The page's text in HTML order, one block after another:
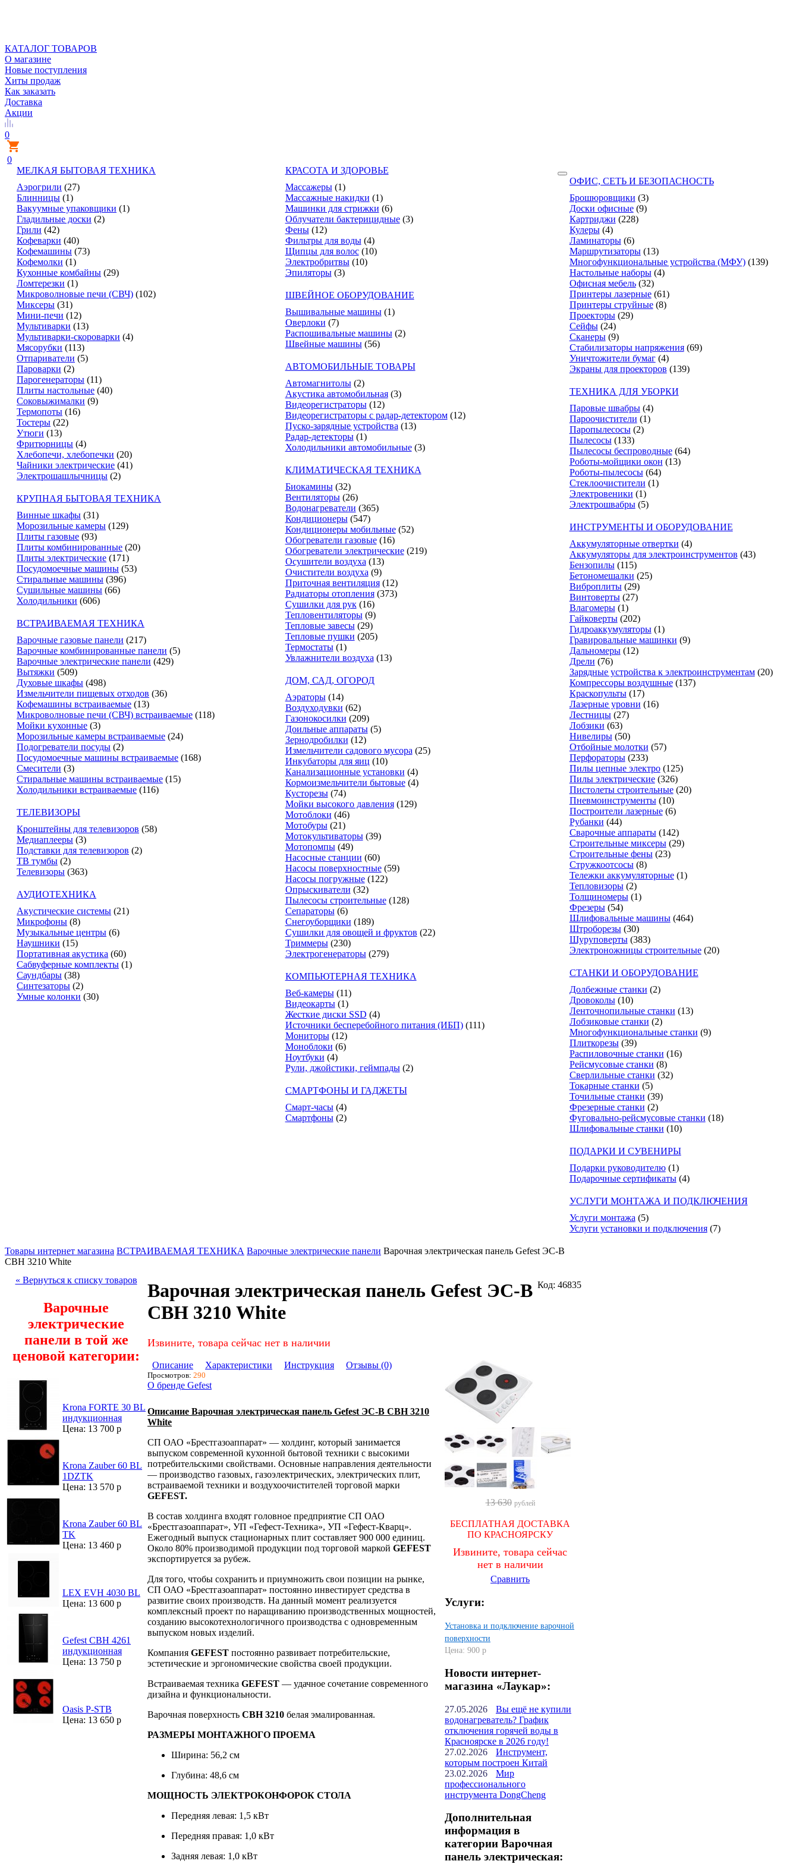
КАТАЛОГ ТОВАРОВ
О магазине
Новые поступления
Хиты продаж
Как заказать
Доставка
Акции
0
0
МЕЛКАЯ БЫТОВАЯ ТЕХНИКА
Аэрогрили (27)
Блинницы (1)
Вакуумные упаковщики (1)
Гладильные доски (2)
Грили (42)
Кофеварки (40)
Кофемашины (73)
Кофемолки (1)
Кухонные комбайны (29)
Ломтерезки (1)
Микроволновые печи (СВЧ) (102)
Миксеры (31)
Мини-печи (12)
Мультиварки (13)
Мультиварки-скороварки (4)
Мясорубки (113)
Отпариватели (5)
Пароварки (2)
Парогенераторы (11)
Плиты настольные (40)
Соковыжималки (9)
Термопоты (16)
Тостеры (22)
Утюги (13)
Фритюрницы (4)
Хлебопечи, хлебопечки (20)
Чайники электрические (41)
Электрошашлычницы (2)
КРУПНАЯ БЫТОВАЯ ТЕХНИКА
Винные шкафы (31)
Морозильные камеры (129)
Плиты газовые (93)
Плиты комбинированные (20)
Плиты электрические (171)
Посудомоечные машины (53)
Стиральные машины (396)
Сушильные машины (66)
Холодильники (606)
ВСТРАИВАЕМАЯ ТЕХНИКА
Варочные газовые панели (217)
Варочные комбинированные панели (5)
Варочные электрические панели (429)
Вытяжки (509)
Духовые шкафы (498)
Измельчители пищевых отходов (36)
Кофемашины встраиваемые (13)
Микроволновые печи (СВЧ) встраиваемые (118)
Мойки кухонные (3)
Морозильные камеры встраиваемые (24)
Подогреватели посуды (2)
Посудомоечные машины встраиваемые (168)
Смесители (3)
Стиральные машины встраиваемые (15)
Холодильники встраиваемые (116)
ТЕЛЕВИЗОРЫ
Кронштейны для телевизоров (58)
Медиаплееры (3)
Подставки для телевизоров (2)
ТВ тумбы (2)
Телевизоры (363)
АУДИОТЕХНИКА
Акустические системы (21)
Микрофоны (8)
Музыкальные центры (6)
Наушники (15)
Портативная акустика (60)
Сабвуферные комплекты (1)
Саундбары (38)
Синтезаторы (2)
Умные колонки (30)
КРАСОТА И ЗДОРОВЬЕ
Массажеры (1)
Массажные накидки (1)
Машинки для стрижки (6)
Облучатели бактерицидные (3)
Фены (12)
Фильтры для воды (4)
Щипцы для волос (10)
Электробритвы (10)
Эпиляторы (3)
ШВЕЙНОЕ ОБОРУДОВАНИЕ
Вышивальные машины (1)
Оверлоки (7)
Распошивальные машины (2)
Швейные машины (56)
АВТОМОБИЛЬНЫЕ ТОВАРЫ
Автомагнитолы (2)
Акустика автомобильная (3)
Видеорегистраторы (12)
Видеорегистраторы с радар-детектором (12)
Пуско-зарядные устройства (13)
Радар-детекторы (1)
Холодильники автомобильные (3)
КЛИМАТИЧЕСКАЯ ТЕХНИКА
Биокамины (32)
Вентиляторы (26)
Водонагреватели (365)
Кондиционеры (547)
Кондиционеры мобильные (52)
Обогреватели газовые (16)
Обогреватели электрические (219)
Осушители воздуха (13)
Очистители воздуха (9)
Приточная вентиляция (12)
Радиаторы отопления (373)
Сушилки для рук (16)
Тепловентиляторы (9)
Тепловые завесы (29)
Тепловые пушки (205)
Термостаты (1)
Увлажнители воздуха (13)
ДОМ, САД, ОГОРОД
Аэраторы (14)
Воздуходувки (62)
Газонокосилки (209)
Доильные аппараты (5)
Зернодробилки (12)
Измельчители садового мусора (25)
Инкубаторы для яиц (10)
Канализационные установки (4)
Кормоизмельчители бытовые (4)
Кусторезы (74)
Мойки высокого давления (129)
Мотоблоки (46)
Мотобуры (21)
Мотокультиваторы (39)
Мотопомпы (49)
Насосные станции (60)
Насосы поверхностные (59)
Насосы погружные (122)
Опрыскиватели (32)
Пылесосы строительные (128)
Сепараторы (6)
Снегоуборщики (189)
Сушилки для овощей и фруктов (22)
Триммеры (230)
Электрогенераторы (279)
КОМПЬЮТЕРНАЯ ТЕХНИКА
Веб-камеры (11)
Видеокарты (1)
Жесткие диски SSD (4)
Источники бесперебойного питания (ИБП) (111)
Мониторы (12)
Моноблоки (6)
Ноутбуки (4)
Рули, джойстики, геймпады (2)
СМАРТФОНЫ И ГАДЖЕТЫ
Смарт-часы (4)
Смартфоны (2)
ОФИС, СЕТЬ И БЕЗОПАСНОСТЬ
Брошюровщики (3)
Доски офисные (9)
Картриджи (228)
Кулеры (4)
Ламинаторы (6)
Маршрутизаторы (13)
Многофункциональные устройства (МФУ) (139)
Настольные наборы (4)
Офисная мебель (32)
Принтеры лазерные (61)
Принтеры струйные (8)
Проекторы (29)
Сейфы (24)
Сканеры (9)
Стабилизаторы напряжения (69)
Уничтожители бумаг (4)
Экраны для проекторов (139)
ТЕХНИКА ДЛЯ УБОРКИ
Паровые швабры (4)
Пароочистители (1)
Паропылесосы (2)
Пылесосы (133)
Пылесосы беспроводные (64)
Роботы-мойщики окон (13)
Роботы-пылесосы (64)
Стеклоочистители (1)
Электровеники (1)
Электрошвабры (5)
ИНСТРУМЕНТЫ И ОБОРУДОВАНИЕ
Аккумуляторные отвертки (4)
Аккумуляторы для электроинструментов (43)
Бензопилы (115)
Бетономешалки (25)
Виброплиты (29)
Винтоверты (27)
Влагомеры (1)
Гайковерты (202)
Гидроаккумуляторы (1)
Гравировальные машинки (9)
Дальномеры (12)
Дрели (76)
Зарядные устройства к электроинструментам (20)
Компрессоры воздушные (137)
Краскопульты (17)
Лазерные уровни (16)
Лестницы (27)
Лобзики (63)
Нивелиры (50)
Отбойные молотки (57)
Перфораторы (233)
Пилы цепные электро (125)
Пилы электрические (326)
Пистолеты строительные (20)
Пневмоинструменты (10)
Построители лазерные (6)
Рубанки (44)
Сварочные аппараты (142)
Строительные миксеры (29)
Строительные фены (23)
Стружкоотсосы (8)
Тележки аккумуляторные (1)
Тепловизоры (2)
Толщиномеры (1)
Фрезеры (54)
Шлифовальные машины (464)
Штроборезы (30)
Шуруповерты (383)
Электроножницы строительные (20)
СТАНКИ И ОБОРУДОВАНИЕ
Долбежные станки (2)
Дровоколы (10)
Ленточнопильные станки (13)
Лобзиковые станки (2)
Многофункциональные станки (9)
Плиткорезы (39)
Распиловочные станки (16)
Рейсмусовые станки (8)
Сверлильные станки (32)
Токарные станки (5)
Точильные станки (39)
Фрезерные станки (2)
Фуговально-рейсмусовые станки (18)
Шлифовальные станки (10)
ПОДАРКИ И СУВЕНИРЫ
Подарки руководителю (1)
Подарочные сертификаты (4)
УСЛУГИ МОНТАЖА И ПОДКЛЮЧЕНИЯ
Услуги монтажа (5)
Услуги установки и подключения (7)
Товары интернет магазина ВСТРАИВАЕМАЯ ТЕХНИКА Варочные электрические панели Варочная электрическая панель Gefest ЭС-В
СВН 3210 White
« Вернуться к списку товаров
Варочные
электрические
панели в той же
ценовой категории:
Krona FORTE 30 BL
индукционная
Цена: 13 700 р
Krona Zauber 60 BL
1DZTK
Цена: 13 570 р
Krona Zauber 60 BL
TK
Цена: 13 460 р
LEX EVH 4030 BL
Цена: 13 600 р
Gefest CBH 4261
индукционная
Цена: 13 750 р
Oasis P-STB
Цена: 13 650 р
Код: 46835
Варочная электрическая панель Gefest ЭС-В
СВН 3210 White
Извините, товара сейчас нет в наличии
13 630 рублей
БЕСПЛАТНАЯ ДОСТАВКА
ПО КРАСНОЯРСКУ
Извините, товара сейчас
нет в наличии
Сравнить
Услуги:
Установка и подключение варочной
поверхности
Цена: 900 р
Новости интернет-
магазина «Лаукар»:
27.05.2026
Вы ещё не купили
водонагреватель? График
отключения горячей воды в
Красноярске в 2026 году!
27.02.2026
Инструмент,
которым построен Китай
23.02.2026
Мир
профессионального
инструмента DongCheng
Дополнительная
информация в
категории Варочная
панель электрическая:
Описание Характеристики Инструкция Отзывы (0)
Просмотров: 290
О бренде Gefest
Описание Варочная электрическая панель Gefest ЭС-В СВН 3210
White
СП ОАО «Брестгазоаппарат» — холдинг, который занимается
выпуском современной кухонной бытовой техники с высокими
потребительскими свойствами. Основные направления деятельности
— производство газовых, газоэлектрических, электрических плит,
встраиваемой техники и воздухоочистителей торговой марки
GEFEST.
В состав холдинга входят головное предприятие СП ОАО
«Брестгазоаппарат», УП «Гефест-Техника», УП «Гефест-Кварц».
Ежегодный выпуск стационарных плит составляет 900 000 единиц.
Около 80% производимой продукции под торговой маркой GEFEST
экспортируется за рубеж.
Для того, чтобы сохранить и приумножить свои позиции на рынке,
СП ОАО «Брестгазоаппарат» постоянно инвестирует средства в
развитие своих производств. На данный момент реализуется
комплексный проект по наращиванию производственных мощностей,
созданию высокотехнологичного производства с одновременным
выпуском новых изделий.
Компания GEFEST постоянно развивает потребительские,
эстетические и эргономические свойства своей продукции.
Встраиваемая техника GEFEST — удачное сочетание современного
дизайна и функциональности.
Варочная поверхность СВН 3210 белая эмалированная.
РАЗМЕРЫ МОНТАЖНОГО ПРОЕМА
Ширина: 56,2 см
Глубина: 48,6 см
МОЩНОСТЬ ЭЛЕКТРОКОНФОРОК СТОЛА
Передняя левая: 1,5 кВт
Передняя правая: 1,0 кВт
Задняя левая: 1,0 кВт